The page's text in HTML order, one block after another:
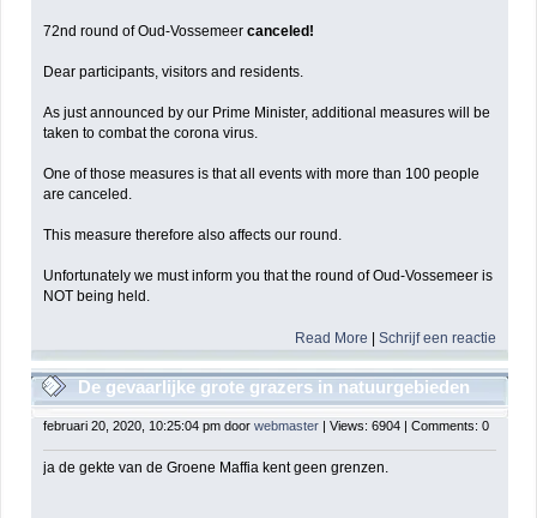
72nd round of Oud-Vossemeer canceled!
Dear participants, visitors and residents.
As just announced by our Prime Minister, additional measures will be
taken to combat the corona virus.
One of those measures is that all events with more than 100 people
are canceled.
This measure therefore also affects our round.
Unfortunately we must inform you that the round of Oud-Vossemeer is
NOT being held.
Read More |Schrijf een reactie
De gevaarlijke grote grazers in natuurgebieden
februari 20, 2020, 10:25:04 pm door webmaster| Views: 6904 | Comments: 0
ja de gekte van de Groene Maffia kent geen grenzen.